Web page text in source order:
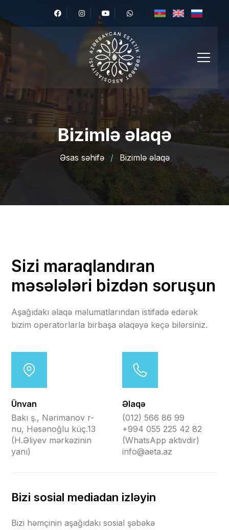
Bizimlə əlaqə
Əsas səhifə / Bizimlə əlaqə
Sizi maraqlandıran
məsələləri bizdən soruşun
Aşağıdakı əlaqə məlumatlarından istifadə edərək
bizim operatorlarla birbaşa əlaqəyə keçə bilərsiniz.
Ünvan
Bakı ş., Nərimanov r-
nu, Həsənoğlu küç.13
(H.Əliyev mərkəzinin
yanı)
Əlaqə
(012) 566 86 99
+994 055 225 42 82
(WhatsApp aktivdir)
info@aeta.az
Bizi sosial mediadan izləyin
Bizi həmçinin aşağıdakı sosial şəbəkə